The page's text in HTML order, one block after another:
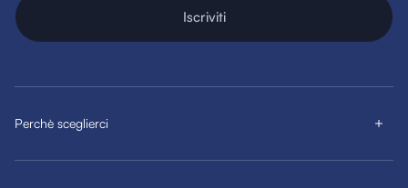
Iscriviti
Perchè sceglierci